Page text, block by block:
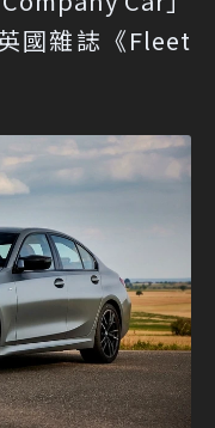
國雜誌《Fleet